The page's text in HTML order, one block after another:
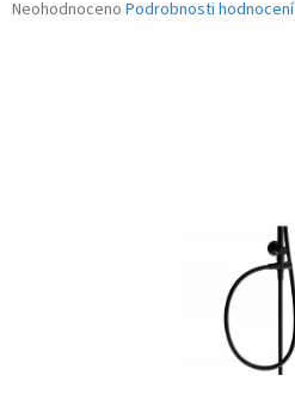
Průměrné
Neohodnoceno Podrobnosti hodnocení